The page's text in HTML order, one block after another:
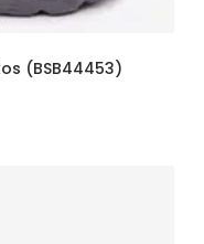
(BSB44453)